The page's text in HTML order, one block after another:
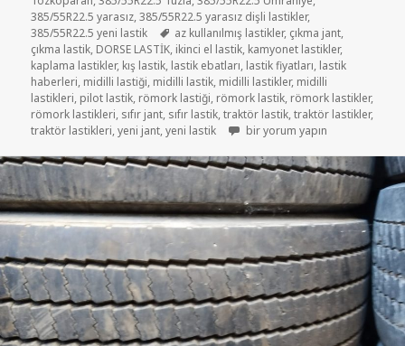
385/55R22.5 yarasız,385/55R22.5 yarasız dişli lastikler,
385/55R22.5 yeni lastik
Etiketler
az kullanılmış lastikler, çıkma jant,
çıkma lastik, DORSE LASTİK, ikinci el lastik, kamyonet lastikler,
kaplama lastikler, kış lastik, lastik ebatları, lastik fiyatları, lastik
haberleri, midilli lastiği, midilli lastik, midilli lastikler, midilli
lastikleri, pilot lastik, römork lastiği, römork lastik, römork lastikler,
römork lastikleri, sıfır jant, sıfır lastik,traktör lastik,traktör lastikler,
traktör lastikleri,yeni jant,yeni lastik 385 55R22.5 RÖMORK
bir yorum yapın